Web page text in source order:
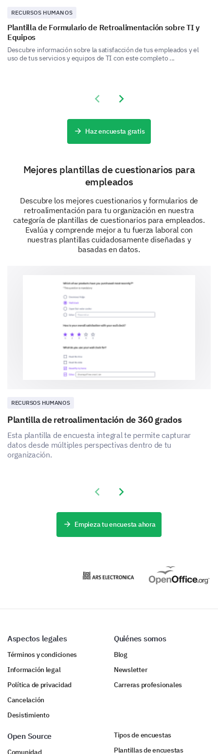
le proporcionan toda la información necesaria
para completar su trabajo de manera efectiva?
Si no, ¿qué información adicional le gustaría
En una escala del 1 al 5, ¿cómo calificaría la
internas?
1 - No es nada efectiva
5 - Muy efectiva
La efectividad de nuestras comunicaciones internas
Sus sugerencias
Agradecemos sus aportes. Sus recomendaciones nos
permitirán mejorar en áreas clave.
Por favor, proporcione cualquier sugerencia o
recomendación que tenga para mejorar
RECURSOS HUMANOS
Plantilla de Formulario de Retroalimentación sobre TI y
Equipos
Descubre información sobre la satisfacción de tus empleados y el
uso de tus servicios y equipos de TI con este completo ...
Previous slide
Next slide
Haz encuesta gratis
Mejores plantillas de cuestionarios para
empleados
Descubre los mejores cuestionarios y formularios de
retroalimentación para tu organización en nuestra
categoría de plantillas de cuestionarios para empleados.
Evalúa y comprende mejor a tu fuerza laboral con
nuestras plantillas cuidadosamente diseñadas y
basadas en datos.
RECURSOS HUMANOS
Plantilla de retroalimentación de 360 grados
Esta plantilla de encuesta integral te permite capturar
datos desde múltiples perspectivas dentro de tu
organización.
Previous slide
Next slide
Empieza tu encuesta ahora
Aspectos legales
Términos y condiciones
Información legal
Política de privacidad
Cancelación
Desistimiento
Quiénes somos
Blog
Newsletter
Carreras profesionales
Open Source
Tipos de encuestas
Plantillas de encuestas